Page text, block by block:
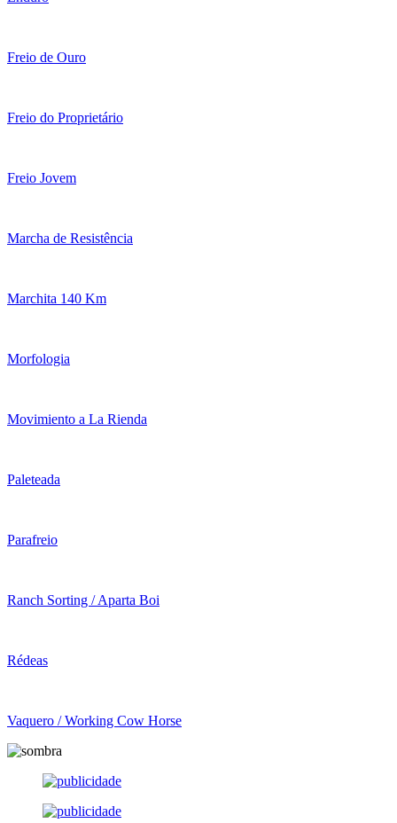
Freio de Ouro
Freio do Proprietário
Freio Jovem
Marcha de Resistência
Marchita 140 Km
Morfologia
Movimiento a La Rienda
Paleteada
Parafreio
Ranch Sorting / Aparta Boi
Rédeas
Vaquero / Working Cow Horse